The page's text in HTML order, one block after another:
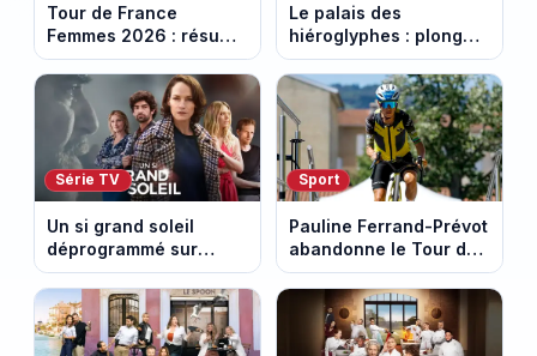
Tour de France
Femmes 2026 : résumé
vidéo de la 9e étape
entre Sisteron et Nice
Le palais des
hiéroglyphes : plongez
dans la tombe
égyptienne qui fascine
les archéologues
Série TV
Un si grand soleil
déprogrammé sur
France 3 : cinq
épisodes inédits
diffusés le 13 août
Sport
Pauline Ferrand-Prévot
abandonne le Tour de
France Femmes avant
la 8e étape